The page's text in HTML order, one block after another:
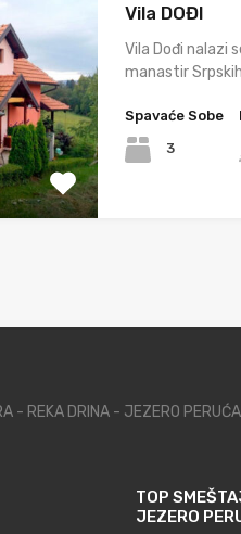
Vila DOĐI
Vila Dođi nalazi
manastir
Spavaće Sobe
3
REKA DRINA - JEZERO
TOP
JEZERO